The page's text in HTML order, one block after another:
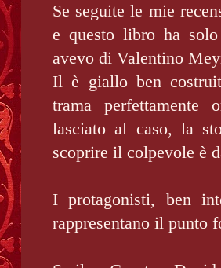
Se seguite le mie
e questo libro ha solo
avevo di Valentino
Il è giallo ben
trama perfettamente
lasciato al caso, la
scoprire il colpevole è
I protagonisti, ben
rappresentano il punto